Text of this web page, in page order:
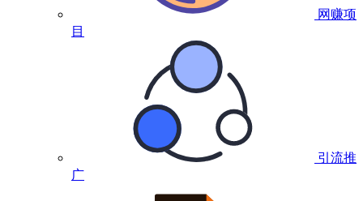
网赚项
目
引流推
广